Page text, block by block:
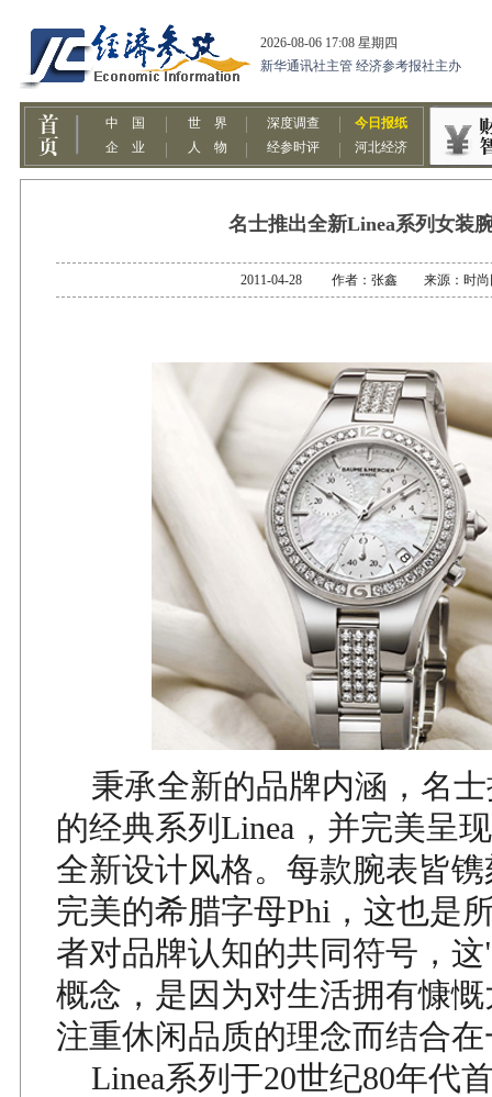
名士推出全新Linea系列女装
2011-04-28 作者：张鑫 来源：时尚
秉承全新的品牌内涵，名
的经典系列Linea，并完美呈
全新设计风格。每款腕表皆
完美的希腊字母Phi，这也是
者对品牌认知的共同符号，
概念，是因为对生活拥有慷
注重休闲品质的理念而结合
Linea系列于20世纪80年代